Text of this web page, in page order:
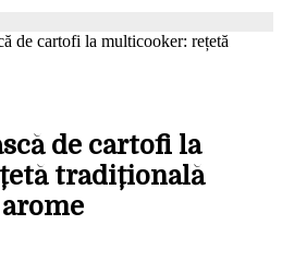
de cartofi la multicooker: rețetă
de cartofi la
tradițională